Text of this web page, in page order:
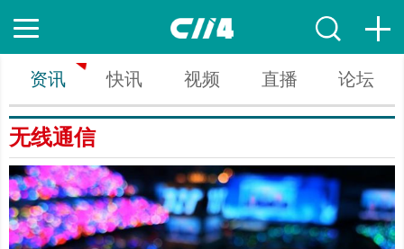
资讯 快讯 视频 直播 论坛
无线通信